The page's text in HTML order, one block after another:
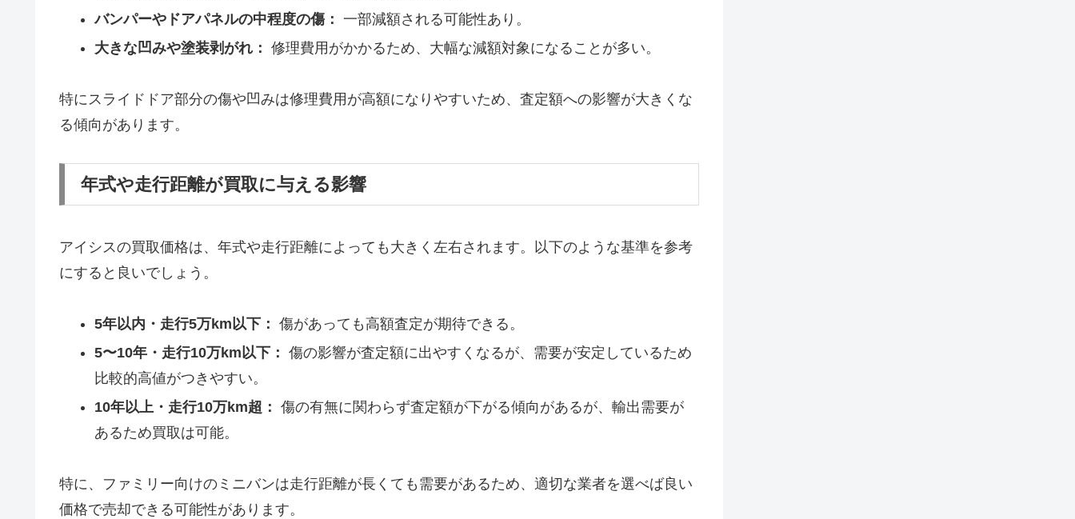
バンパーやドアパネルの中程度の傷： 一部減額される可能性あり。
大きな凹みや塗装剥がれ： 修理費用がかかるため、大幅な減額対象になることが多い。
特にスライドドア部分の傷や凹みは修理費用が高額になりやすいため、査定額への影響が大きくな
る傾向があります。
年式や走行距離が買取に与える影響
アイシスの買取価格は、年式や走行距離によっても大きく左右されます。以下のような基準を参考
にすると良いでしょう。
5年以内・走行5万km以下： 傷があっても高額査定が期待できる。
5〜10年・走行10万km以下： 傷の影響が査定額に出やすくなるが、需要が安定しているため
比較的高値がつきやすい。
10年以上・走行10万km超： 傷の有無に関わらず査定額が下がる傾向があるが、輸出需要が
あるため買取は可能。
特に、ファミリー向けのミニバンは走行距離が長くても需要があるため、適切な業者を選べば良い
価格で売却できる可能性があります。